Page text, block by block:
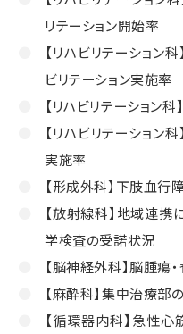
リテーション開始率
【リハビリテーション
ビリテーション実施率
【リハビリテーション
【リハビリテーション
実施率
【形成外科】下肢血
【放射線科】地域連携
学検査の受諾状況
【脳神経外科】脳腫瘍
【麻酔科】集中治療部
【循環器内科】急性